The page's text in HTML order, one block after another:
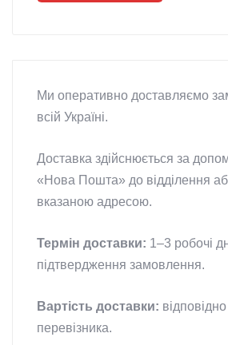
Ми оперативно доставляємо
всій Україні.
Доставка здійснюється за
«Нова Пошта» до відділення
вказаною адресою.
Термін доставки: 1–3 робочі
підтвердження замовлення.
Вартість доставки:
перевізника.